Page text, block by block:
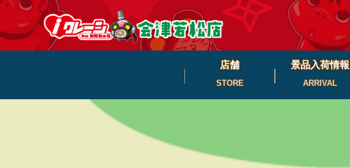
店舗
STORE
景品入荷情報
ARRIVAL